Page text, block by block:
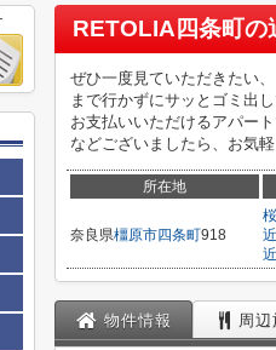
RETOLIA四条町の
ぜひ一度見ていただきたい
まで行かずにサッとゴミ出
お支払いいただけるアパー
などございましたら、お気
所在地
奈良県橿原市四条町918
物件情報 周